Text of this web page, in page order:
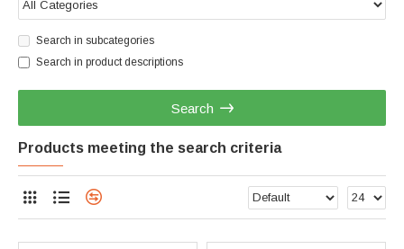
Search in subcategories
Search in product descriptions
Search
Products meeting the search criteria